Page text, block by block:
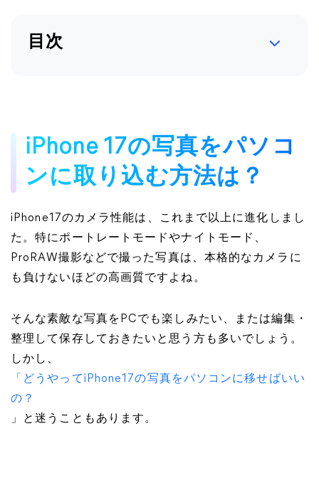
目次
iPhone 17の写真をパソコ
ンに取り込む方法は？
iPhone17のカメラ性能は、これまで以上に進化しまし
た。特にポートレートモードやナイトモード、
ProRAW撮影などで撮った写真は、本格的なカメラに
も負けないほどの高画質ですよね。
そんな素敵な写真をPCでも楽しみたい、または編集・
整理して保存しておきたいと思う方も多いでしょう。
しかし、
「どうやってiPhone17の写真をパソコンに移せばいい
の？
」と迷うこともあります。